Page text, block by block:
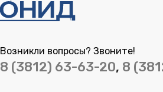
Возникли вопросы? Звоните!
8 (3812) 63-63-20, 8